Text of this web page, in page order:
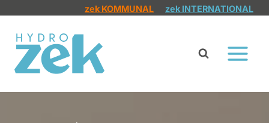
springen
zek KOMMUNAL zek INTERNATIONAL